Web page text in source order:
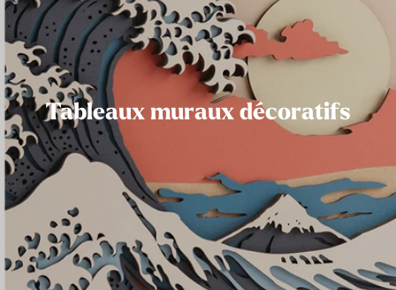
Tableaux muraux décoratifs